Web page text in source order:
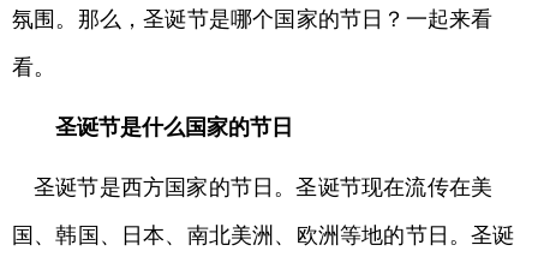
氛围。那么，圣诞节是哪个国家的节日？一起来看
看。
圣诞节是什么国家的节日
圣诞节是西方国家的节日。圣诞节现在流传在美
国、韩国、日本、南北美洲、欧洲等地的节日。圣诞